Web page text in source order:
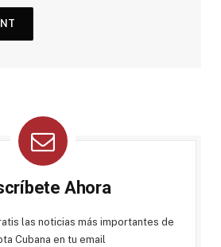
Ahora
las noticias más importantes de
Cubana en tu email